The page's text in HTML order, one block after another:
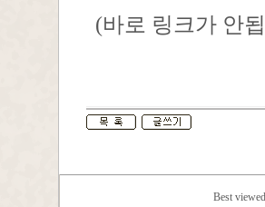
(바로 링크가 안
Best